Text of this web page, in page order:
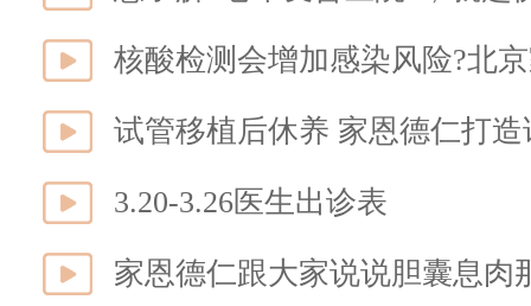
核酸检测会增加感染风险?北
试管移植后休养 家恩德仁打
3.20-3.26医生出诊表
家恩德仁跟大家说说胆囊息肉